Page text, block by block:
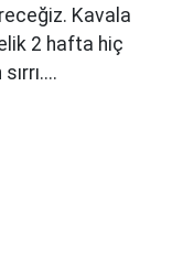
Kavala
2 hafta hiç